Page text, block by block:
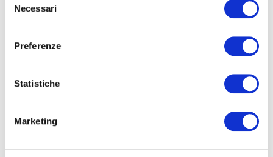
delNecessari
Preferenze
Statistiche
Marketing
società e
#COSTI